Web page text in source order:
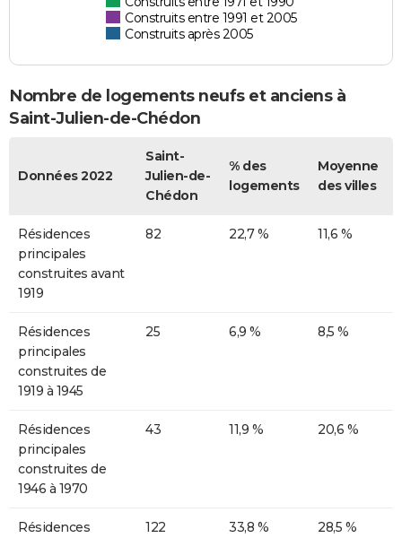
Construits entre 1991 et 2005
Construits après 2005
Nombre de logements neufs et anciens à
Saint-Julien-de-Chédon
Données 2022
Saint-
Julien-de-
Chédon
% des
logements
Moyenne
des villes
Résidences
principales
construites avant
1919
82 22,7 % 11,6 %
Résidences
principales
construites de
1919 à 1945
25 6,9 % 8,5 %
Résidences
principales
construites de
1946 à 1970
43 11,9 % 20,6 %
Résidences
122 33,8 % 28,5 %